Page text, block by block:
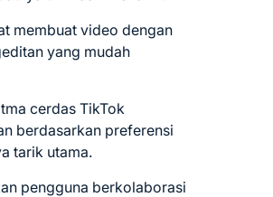
membuat video dengan
yang mudah
cerdas TikTok
berdasarkan preferensi
tarik utama.
pengguna berkolaborasi